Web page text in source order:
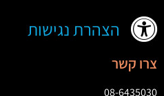
הצהרת נגישות
צרו קשר
08-6435030